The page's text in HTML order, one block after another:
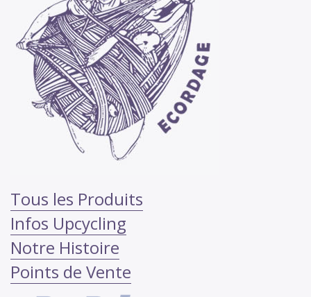
Tous les Produits
Infos Upcycling
Notre Histoire
Points de Vente